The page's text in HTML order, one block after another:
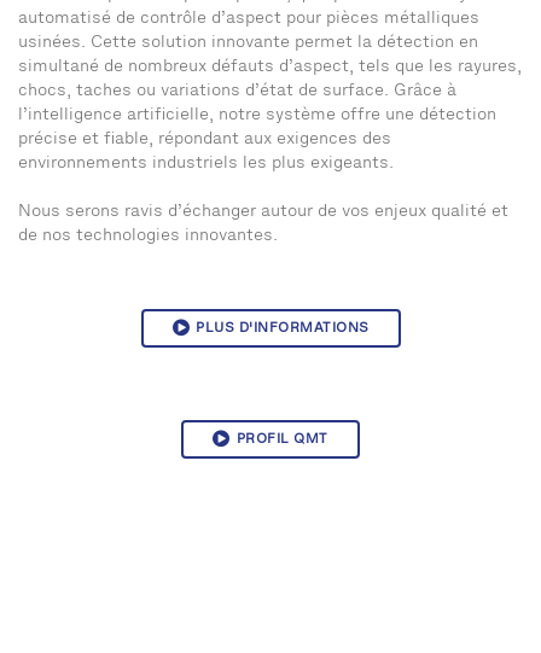
automatisé de contrôle d’aspect pour pièces métalliques
usinées. Cette solution innovante permet la détection en
simultané de nombreux défauts d’aspect, tels que les rayures,
chocs, taches ou variations d’état de surface. Grâce à
l’intelligence artificielle, notre système offre une détection
précise et fiable, répondant aux exigences des
environnements industriels les plus exigeants.
Nous serons ravis d’échanger autour de vos enjeux qualité et
de nos technologies innovantes.
PLUS D'INFORMATIONS
PROFIL QMT